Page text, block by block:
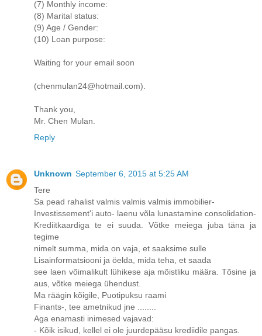
(7) Monthly income:
(8) Marital status:
(9) Age / Gender:
(10) Loan purpose:
Waiting for your email soon
(chenmulan24@hotmail.com).
Thank you,
Mr. Chen Mulan.
Reply
Unknown September 6, 2015 at 5:25 AM
Tere
Sa pead rahalist valmis valmis valmis immobilier-
Investissement'i auto- laenu võla lunastamine consolidation-
Krediitkaardiga te ei suuda. Võtke meiega juba täna ja
tegime
nimelt summa, mida on vaja, et saaksime sulle
Lisainformatsiooni ja öelda, mida teha, et saada
see laen võimalikult lühikese aja mõistliku määra. Tõsine ja
aus, võtke meiega ühendust.
Ma räägin kõigile, Puotipuksu raami
Finants-, tee ametnikud jne ........
Aga enamasti inimesed vajavad:
- Kõik isikud, kellel ei ole juurdepääsu krediidile pangas.